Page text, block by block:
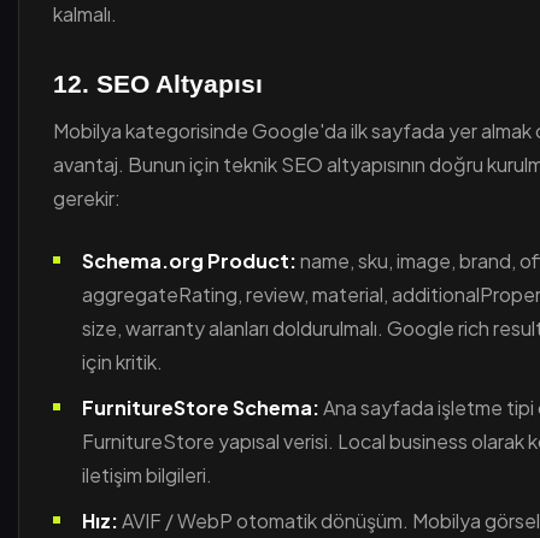
kalmalı.
12. SEO Altyapısı
Mobilya kategorisinde Google'da ilk sayfada yer almak
avantaj. Bunun için teknik SEO altyapısının doğru
gerekir:
Schema.org Product:name, sku, image, brand,
aggregateRating, review, material,
size, warranty alanları doldurulmalı. Google rich
için kritik.
FurnitureStore Schema:Ana sayfada işletme tipi
FurnitureStore yapısal verisi. Local business olarak
iletişim bilgileri.
Hız:AVIF / WebP otomatik dönüşüm. Mobilya